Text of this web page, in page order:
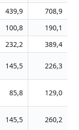
439,9
708,9
100,8
190,1
232,2
389,4
145,5 226,3
85,8 129,0
145,5 260,2